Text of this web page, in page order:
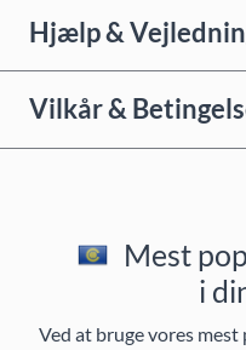
Hjælp &
Vilkår &
Mest
i
Ved at bruge vores